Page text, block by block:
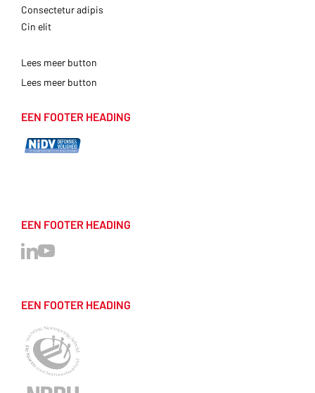
Consectetur adipis
Cin elit
Lees meer button
Lees meer button
EEN FOOTER HEADING
EEN FOOTER HEADING
EEN FOOTER HEADING